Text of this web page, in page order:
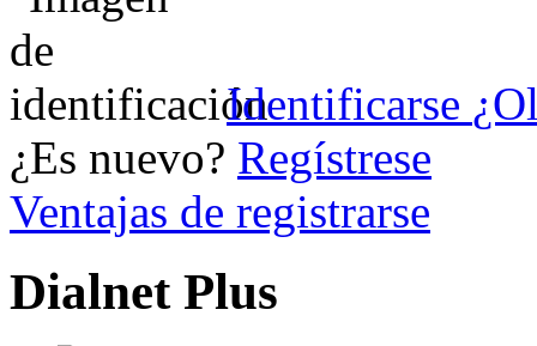
Identificarse
¿Es nuevo? Regístrese
Ventajas de registrarse
Dialnet Plus